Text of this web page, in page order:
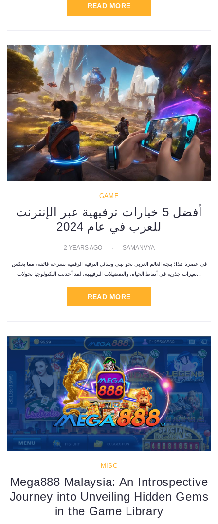
READ MORE
GAME
أفضل 5 خيارات ترفيهية عبر الإنترنت
للعرب في عام 2024
2 YEARS AGO SAMANVYA
في عصرنا هذا؛ يتجه العالم العربي نحو تبني وسائل الترفيه الرقمية بسرعة فائقة، مما يعكس
READ MORE
MISC
Mega888 Malaysia: An Introspective
Journey into Unveiling Hidden Gems
in the Game Library